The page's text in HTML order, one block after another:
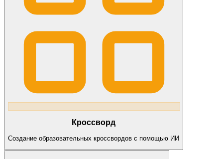
Кроссворд
Создание образовательных кроссвордов c помощью ИИ